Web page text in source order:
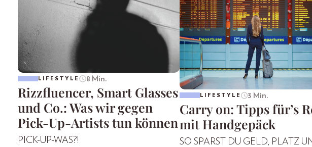
LIFESTYLE 8 Min.
Rizzfluencer, Smart Glasses
und Co.: Was wir gegen
Pick-Up-Artists tun können
PICK-UP-WAS?!
LIFESTYLE 3 Min.
Carry on: Tipps für’s
mit Handgepäck
SO SPARST DU GELD, PLATZ